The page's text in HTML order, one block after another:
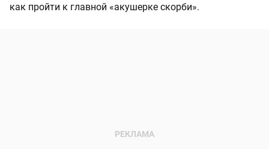
как пройти к главной «акушерке скорби».